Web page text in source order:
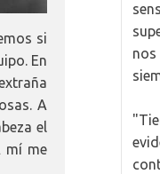
si
En
A
el
mí me
nos